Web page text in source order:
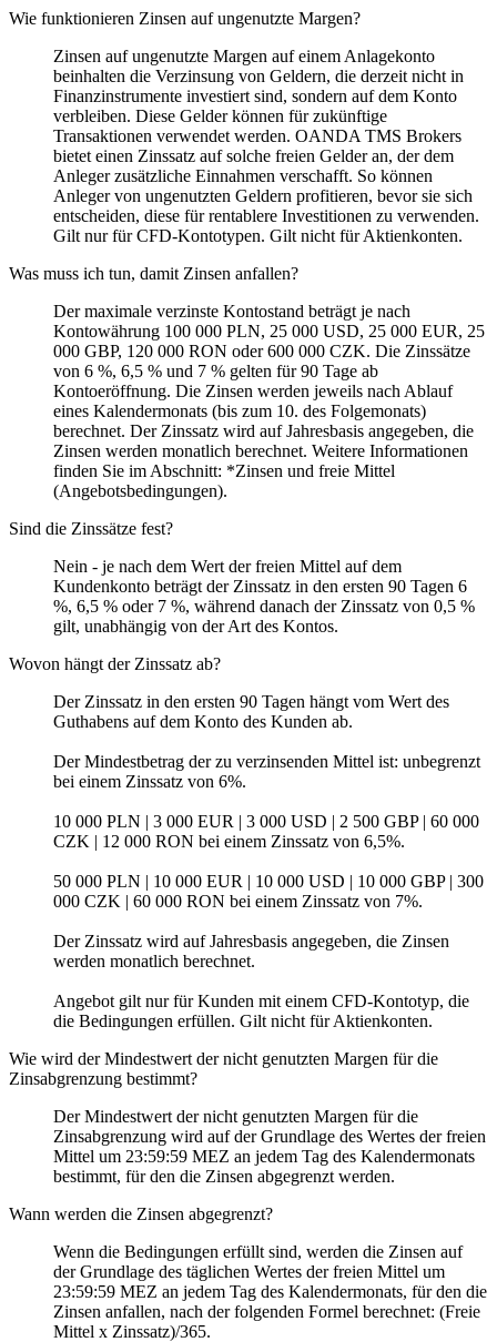
Wie funktionieren Zinsen auf ungenutzte Margen?
Zinsen auf ungenutzte Margen auf einem Anlagekonto
beinhalten die Verzinsung von Geldern, die derzeit nicht in
Finanzinstrumente investiert sind, sondern auf dem Konto
verbleiben. Diese Gelder können für zukünftige
Transaktionen verwendet werden. OANDA TMS Brokers
bietet einen Zinssatz auf solche freien Gelder an, der dem
Anleger zusätzliche Einnahmen verschafft. So können
Anleger von ungenutzten Geldern profitieren, bevor sie sich
entscheiden, diese für rentablere Investitionen zu verwenden.
Gilt nur für CFD-Kontotypen. Gilt nicht für Aktienkonten.
Was muss ich tun, damit Zinsen anfallen?
Der maximale verzinste Kontostand beträgt je nach
Kontowährung 100 000 PLN, 25 000 USD, 25 000 EUR, 25
000 GBP, 120 000 RON oder 600 000 CZK. Die Zinssätze
von 6 %, 6,5 % und 7 % gelten für 90 Tage ab
Kontoeröffnung. Die Zinsen werden jeweils nach Ablauf
eines Kalendermonats (bis zum 10. des Folgemonats)
berechnet. Der Zinssatz wird auf Jahresbasis angegeben, die
Zinsen werden monatlich berechnet. Weitere Informationen
finden Sie im Abschnitt: *Zinsen und freie Mittel
(Angebotsbedingungen).
Sind die Zinssätze fest?
Nein - je nach dem Wert der freien Mittel auf dem
Kundenkonto beträgt der Zinssatz in den ersten 90 Tagen 6
%, 6,5 % oder 7 %, während danach der Zinssatz von 0,5 %
gilt, unabhängig von der Art des Kontos.
Wovon hängt der Zinssatz ab?
Der Zinssatz in den ersten 90 Tagen hängt vom Wert des
Guthabens auf dem Konto des Kunden ab.
Der Mindestbetrag der zu verzinsenden Mittel ist: unbegrenzt
bei einem Zinssatz von 6%.
10 000 PLN | 3 000 EUR | 3 000 USD | 2 500 GBP | 60 000
CZK | 12 000 RON bei einem Zinssatz von 6,5%.
50 000 PLN | 10 000 EUR | 10 000 USD | 10 000 GBP | 300
000 CZK | 60 000 RON bei einem Zinssatz von 7%.
Der Zinssatz wird auf Jahresbasis angegeben, die Zinsen
werden monatlich berechnet.
Angebot gilt nur für Kunden mit einem CFD-Kontotyp, die
die Bedingungen erfüllen. Gilt nicht für Aktienkonten.
Wie wird der Mindestwert der nicht genutzten Margen für die
Zinsabgrenzung bestimmt?
Der Mindestwert der nicht genutzten Margen für die
Zinsabgrenzung wird auf der Grundlage des Wertes der freien
Mittel um 23:59:59 MEZ an jedem Tag des Kalendermonats
bestimmt, für den die Zinsen abgegrenzt werden.
Wann werden die Zinsen abgegrenzt?
Wenn die Bedingungen erfüllt sind, werden die Zinsen auf
der Grundlage des täglichen Wertes der freien Mittel um
23:59:59 MEZ an jedem Tag des Kalendermonats, für den die
Zinsen anfallen, nach der folgenden Formel berechnet: (Freie
Mittel x Zinssatz)/365.